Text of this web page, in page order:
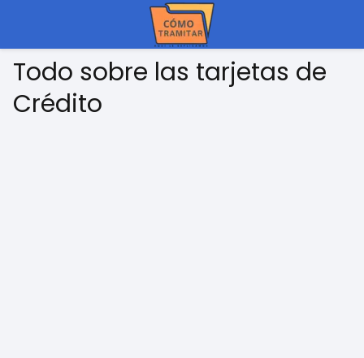
Todo sobre las tarjetas de
Crédito